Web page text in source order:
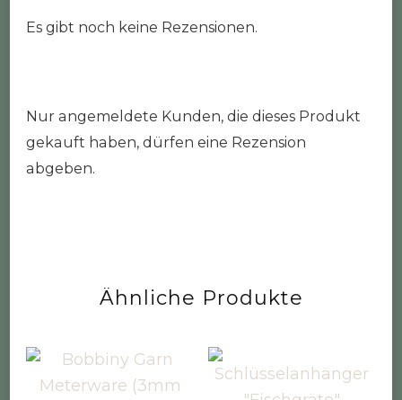
Es gibt noch keine Rezensionen.
Nur angemeldete Kunden, die dieses Produkt
gekauft haben, dürfen eine Rezension
abgeben.
Ähnliche Produkte